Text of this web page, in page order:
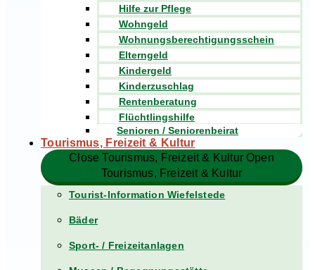
Hilfe zur Pflege
Wohngeld
Wohnungsberechtigungsschein
Elterngeld
Kindergeld
Kinderzuschlag
Rentenberatung
Flüchtlingshilfe
Senioren / Seniorenbeirat
Tourismus, Freizeit & Kultur
Close Tourismus, Freizeit & Kultur Open
Tourismus, Freizeit & Kultur
Tourist-Information Wiefelstede
Bäder
Sport- / Freizeitanlagen